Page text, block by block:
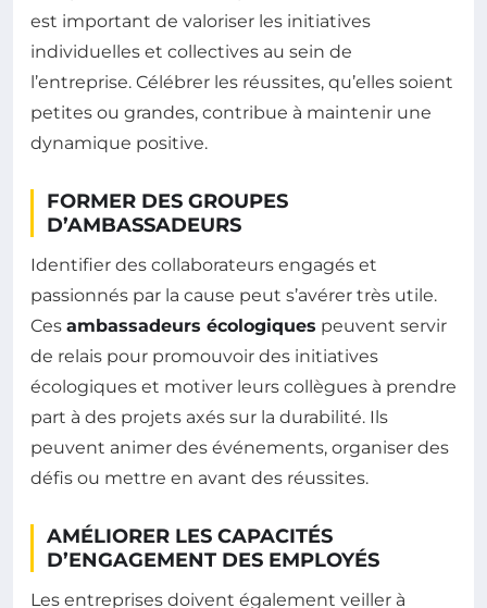
est important de valoriser les initiatives
individuelles et collectives au sein de
l’entreprise. Célébrer les réussites, qu’elles soient
petites ou grandes, contribue à maintenir une
dynamique positive.
FORMER DES GROUPES
D’AMBASSADEURS
Identifier des collaborateurs engagés et
passionnés par la cause peut s’avérer très utile.
Ces ambassadeurs écologiques peuvent servir
de relais pour promouvoir des initiatives
écologiques et motiver leurs collègues à prendre
part à des projets axés sur la durabilité. Ils
peuvent animer des événements, organiser des
défis ou mettre en avant des réussites.
AMÉLIORER LES CAPACITÉS
D’ENGAGEMENT DES EMPLOYÉS
Les entreprises doivent également veiller à